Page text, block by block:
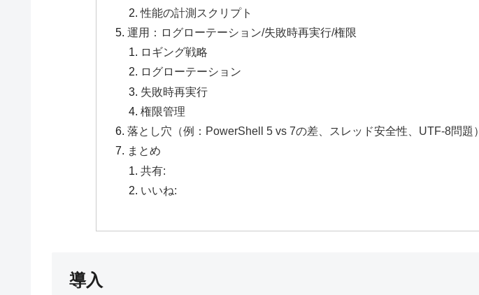
性能の計測スクリプト
運用：ログローテーション/失敗時再実行/権限
ロギング戦略
ログローテーション
失敗時再実行
権限管理
落とし穴（例：PowerShell 5 vs 7の差、スレッド安全性、UTF-8問題）
まとめ
共有:
いいね:
導入